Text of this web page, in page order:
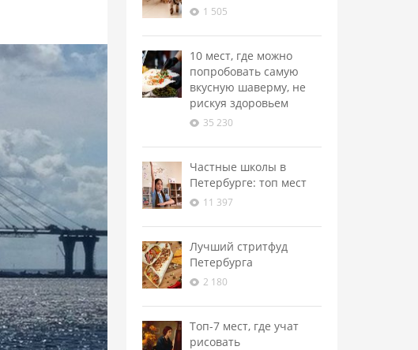
1 505
10 мест, где можно
попробовать самую
вкусную шаверму, не
рискуя здоровьем
35 230
Частные школы в
Петербурге: топ мест
11 397
Лучший стритфуд
Петербурга
2 180
Топ-7 мест, где учат
рисовать